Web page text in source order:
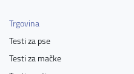
Trgovina
Testi za pse
Testi za mačke